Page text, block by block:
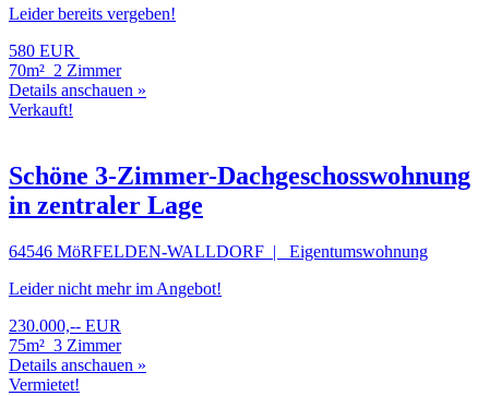
Leider bereits vergeben!
580 EUR
70m² 2 Zimmer
Details anschauen »
Verkauft!
Schöne 3-Zimmer-Dachgeschosswohnung
in zentraler Lage
64546 MöRFELDEN-WALLDORF | Eigentumswohnung
Leider nicht mehr im Angebot!
230.000,-- EUR
75m² 3 Zimmer
Details anschauen »
Vermietet!